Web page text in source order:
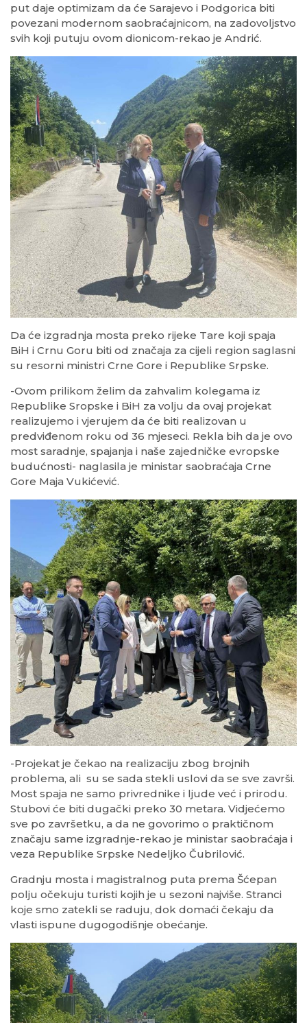
put daje optimizam da će Sarajevo i Podgorica biti
povezani modernom saobraćajnicom, na zadovoljstvo
svih koji putuju ovom dionicom-rekao je Andrić.
Da će izgradnja mosta preko rijeke Tare koji spaja
BiH i Crnu Goru biti od značaja za cijeli region saglasni
su resorni ministri Crne Gore i Republike Srpske.
-Ovom prilikom želim da zahvalim kolegama iz
Republike Sropske i BiH za volju da ovaj projekat
realizujemo i vjerujem da će biti realizovan u
predviđenom roku od 36 mjeseci. Rekla bih da je ovo
most saradnje, spajanja i naše zajedničke evropske
budućnosti- naglasila je ministar saobraćaja Crne
Gore Maja Vukićević.
-Projekat je čekao na realizaciju zbog brojnih
problema, ali su se sada stekli uslovi da se sve završi.
Most spaja ne samo privrednike i ljude već i prirodu.
Stubovi će biti dugački preko 30 metara. Vidjećemo
sve po završetku, a da ne govorimo o praktičnom
značaju same izgradnje-rekao je ministar saobraćaja i
veza Republike Srpske Nedeljko Čubrilović.
Gradnju mosta i magistralnog puta prema Šćepan
polju očekuju turisti kojih je u sezoni najviše. Stranci
koje smo zatekli se raduju, dok domaći čekaju da
vlasti ispune dugogodišnje obećanje.